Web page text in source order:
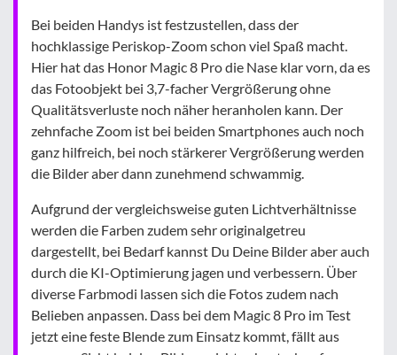
Bei beiden Handys ist festzustellen, dass der
hochklassige Periskop-Zoom schon viel Spaß macht.
Hier hat das Honor Magic 8 Pro die Nase klar vorn, da es
das Fotoobjekt bei 3,7-facher Vergrößerung ohne
Qualitätsverluste noch näher heranholen kann. Der
zehnfache Zoom ist bei beiden Smartphones auch noch
ganz hilfreich, bei noch stärkerer Vergrößerung werden
die Bilder aber dann zunehmend schwammig.
Aufgrund der vergleichsweise guten Lichtverhältnisse
werden die Farben zudem sehr originalgetreu
dargestellt, bei Bedarf kannst Du Deine Bilder aber auch
durch die KI-Optimierung jagen und verbessern. Über
diverse Farbmodi lassen sich die Fotos zudem nach
Belieben anpassen. Dass bei dem Magic 8 Pro im Test
jetzt eine feste Blende zum Einsatz kommt, fällt aus